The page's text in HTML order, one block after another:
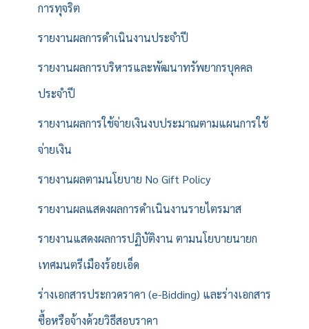
การทุจริต
รายงานผลการดำเนินงานประจำปี
รายงานผลการบริหารและพัฒนาทรัพยากรบุคคล
ประจำปี
รายงานผลการใช้จ่ายเงินงบประมาณตามแผนการใช้
จ่ายเงิน
รายงานผลตามนโยบาย No Gift Policy
รายงานผลแสดงผลการดำเนินงานรายไตรมาส
รายงานแสดงผลการปฏิบัติงาน ตามนโยบายนายก
เทศมนตรีเมืองร้อยเอ็ด
ร่างเอกสารประกวดราคา (e-Bidding) และร่างเอกสาร
ซื้อหรือจ้างด้วยวิธีสอบราคา